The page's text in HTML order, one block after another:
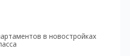
в новостройках